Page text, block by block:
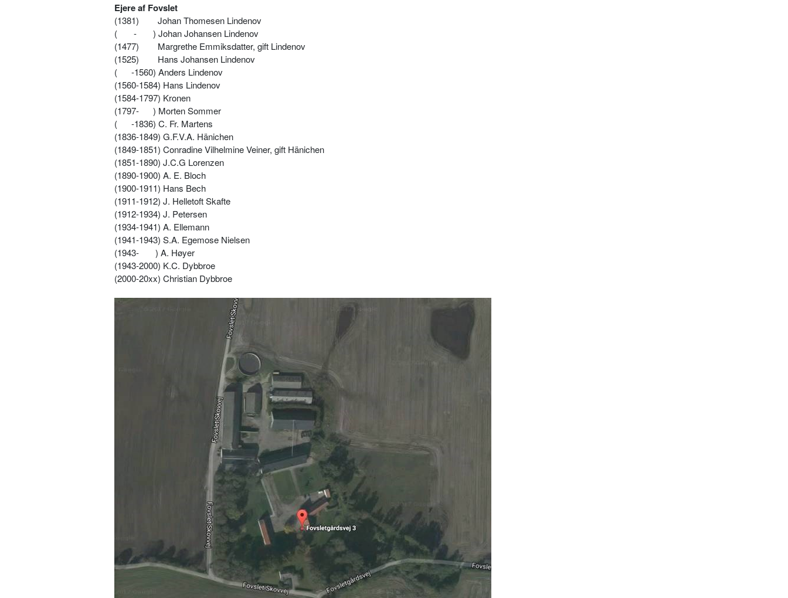
Ejere af Fovslet
(1381) Johan Thomesen Lindenov
(
-
) Johan Johansen Lindenov
(1477) Margrethe Emmiksdatter, gift Lindenov
(1525) Hans Johansen Lindenov
( -1560) Anders Lindenov
(1560-1584) Hans Lindenov
(1584-1797) Kronen
(1797- ) Morten Sommer
( -1836) C. Fr. Martens
(1836-1849) G.F.V.A. Hänichen
(1849-1851) Conradine Vilhelmine Veiner, gift Hänichen
(1851-1890) J.C.G Lorenzen
(1890-1900) A. E. Bloch
(1900-1911) Hans Bech
(1911-1912) J. Helletoft Skafte
(1912-1934) J. Petersen
(1934-1941) A. Ellemann
(1941-1943) S.A. Egemose Nielsen
(1943-
) A. Høyer
(1943-2000) K.C. Dybbroe
(2000-20xx) Christian Dybbroe